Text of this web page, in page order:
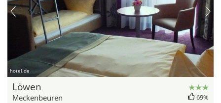
hotel.de
Löwen
Meckenbeuren 69%